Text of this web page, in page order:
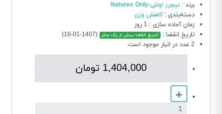
برند :نیچرز اونلی-Natures Only
دسته‌بندی :کاهش وزن
زمان آماده سازی : 1 روز
تاریخ انقضا : تاریخ انقضا بیش از یک سال (1407-01-16)
2 عدد در انبار موجود است.
1,404,000 تومان
+